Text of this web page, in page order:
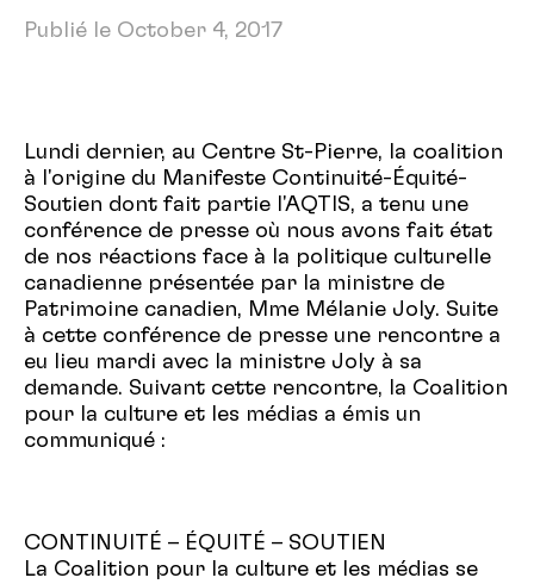
Publié le October 4, 2017
Lundi dernier, au Centre St-Pierre, la coalition
à l'origine du Manifeste Continuité-Équité-
Soutien dont fait partie l'AQTIS, a tenu une
conférence de presse où nous avons fait état
de nos réactions face à la politique culturelle
canadienne présentée par la ministre de
Patrimoine canadien, Mme Mélanie Joly. Suite
à cette conférence de presse une rencontre a
eu lieu mardi avec la ministre Joly à sa
demande. Suivant cette rencontre, la Coalition
pour la culture et les médias a émis un
communiqué :
CONTINUITÉ – ÉQUITÉ – SOUTIEN
La Coalition pour la culture et les médias se